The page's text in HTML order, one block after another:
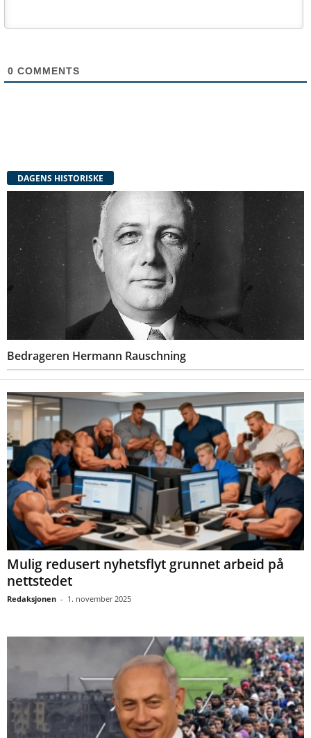
0 COMMENTS
DAGENS HISTORISKE
Bedrageren Hermann Rauschning
Mulig redusert nyhetsflyt grunnet arbeid på
nettstedet
Redaksjonen - 1. november 2025